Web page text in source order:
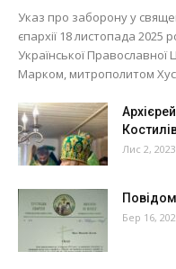
Указ про заборону у
єпархії 18 листопада
Української
Марком, митрополитом
Лис 2, 2023
Бер 16,